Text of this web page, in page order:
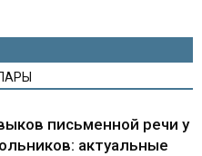
письменной речи у
актуальные